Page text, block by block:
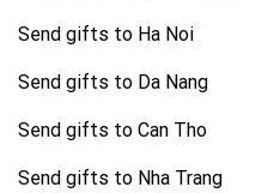
Send gifts to Ha Noi
Send gifts to Da Nang
Send gifts to Can Tho
Send gifts to Nha Trang